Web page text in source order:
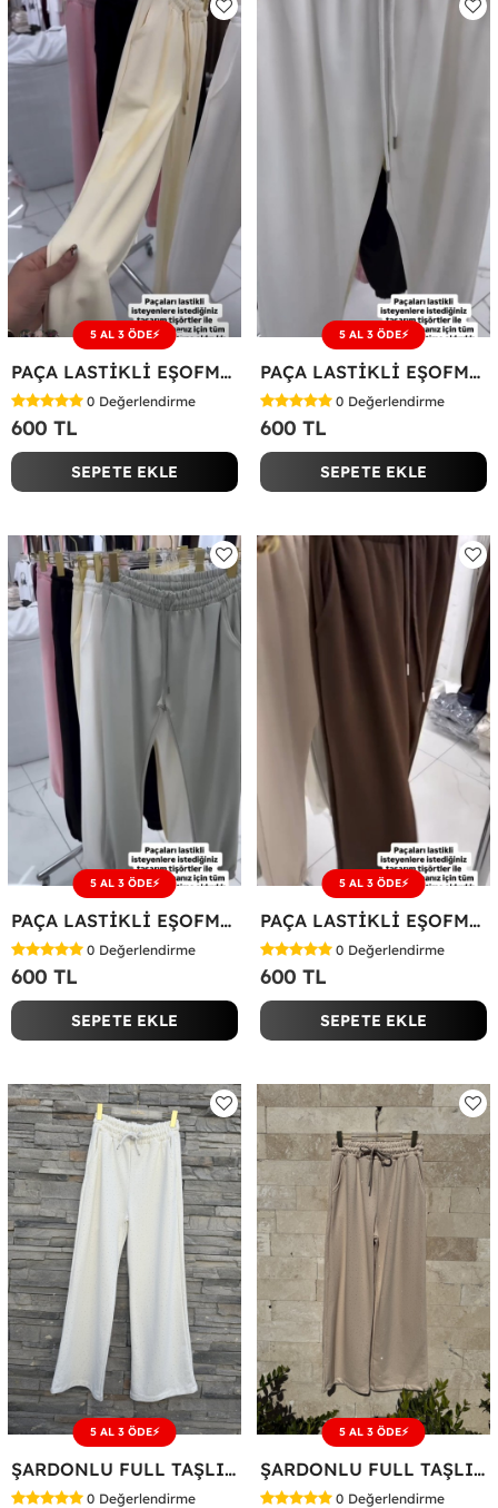
5 AL 3 ÖDE⚡
PAÇA LASTİKLİ EŞOFMAN ALTI Sarı
0 Değerlendirme
600 TL
SEPETE EKLE
5 AL 3 ÖDE⚡
PAÇA LASTİKLİ EŞOFMAN ALTI Beyaz
0 Değerlendirme
600 TL
SEPETE EKLE
5 AL 3 ÖDE⚡
PAÇA LASTİKLİ EŞOFMAN ALTI Mint Yeşili
0 Değerlendirme
600 TL
SEPETE EKLE
5 AL 3 ÖDE⚡
PAÇA LASTİKLİ EŞOFMAN ALTI Acı Kahve
0 Değerlendirme
600 TL
SEPETE EKLE
5 AL 3 ÖDE⚡
ŞARDONLU FULL TAŞLI EŞOFMAN ALTI Beyaz
0 Değerlendirme
5 AL 3 ÖDE⚡
ŞARDONLU FULL TAŞLI EŞOFMAN ALTI Bej
0 Değerlendirme